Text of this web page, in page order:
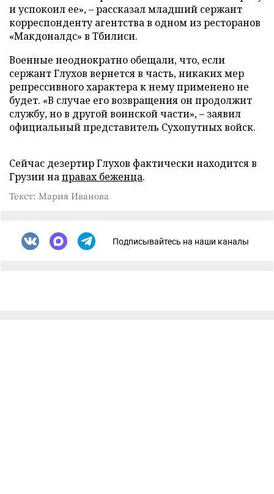
и успокоил ее», – рассказал младший сержант
корреспонденту агентства в одном из ресторанов
«Макдоналдс» в Тбилиси.
Военные неоднократно обещали, что, если
сержант Глухов вернется в часть, никаких мер
репрессивного характера к нему применено не
будет. «В случае его возвращения он продолжит
службу, но в другой воинской части», – заявил
официальный представитель Сухопутных войск.
Сейчас дезертир Глухов фактически находится в
Грузии направах беженца.
Текст: Мария Иванова
Подписывайтесь на наши каналы